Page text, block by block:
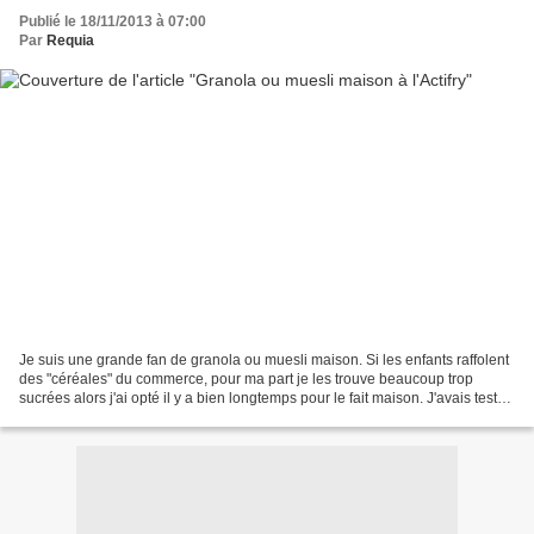
Publié le 18/11/2013 à 07:00
Par Requia
Je suis une grande fan de granola ou muesli maison. Si les enfants raffolent
des "céréales" du commerce, pour ma part je les trouve beaucoup trop
sucrées alors j'ai opté il y a bien longtemps pour le fait maison. J'avais testé